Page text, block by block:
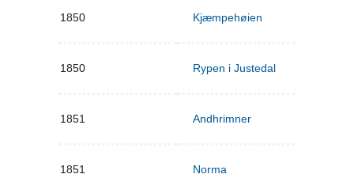
1850 Kjæmpehøien
1850 Rypen i Justedal
1851 Andhrimner
1851 Norma